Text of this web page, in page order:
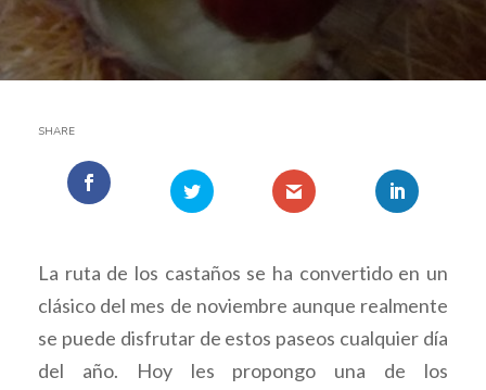
SHARE
La ruta de los castaños se ha convertido en un
clásico del mes de noviembre aunque realmente
se puede disfrutar de estos paseos cualquier día
del año. Hoy les propongo una de los